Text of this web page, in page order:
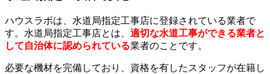
ハウスラボは、水道局指定工事店に登録されている業者で
す。水道局指定工事店とは、 適切な水道工事ができる業者と
して自治体に認められている業者のことです。
必要な機材を完備しており、資格を有したスタッフが在籍し